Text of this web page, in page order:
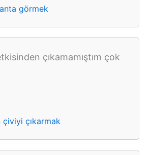
görmek
çıkamamıştım çok
çiviyi çıkarmak